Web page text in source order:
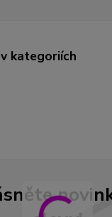
kategoriích